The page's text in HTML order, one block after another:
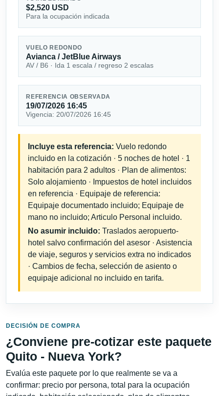
$2,520 USD
Para la ocupación indicada
VUELO REDONDO
Avianca / JetBlue Airways
AV / B6 · Ida 1 escala / regreso 2 escalas
REFERENCIA OBSERVADA
19/07/2026 16:45
Vigencia: 20/07/2026 16:45
Incluye esta referencia: Vuelo redondo
incluido en la cotización · 5 noches de hotel · 1
habitación para 2 adultos · Plan de alimentos:
Solo alojamiento · Impuestos de hotel incluidos
en referencia · Equipaje de referencia:
Equipaje documentado incluido; Equipaje de
mano no incluido; Articulo Personal incluido.
No asumir incluido: Traslados aeropuerto-
hotel salvo confirmación del asesor · Asistencia
de viaje, seguros y servicios extra no indicados
· Cambios de fecha, selección de asiento o
equipaje adicional no incluido en tarifa.
DECISIÓN DE COMPRA
¿Conviene pre-cotizar este paquete
Quito - Nueva York?
Evalúa este paquete por lo que realmente se va a
confirmar: precio por persona, total para la ocupación